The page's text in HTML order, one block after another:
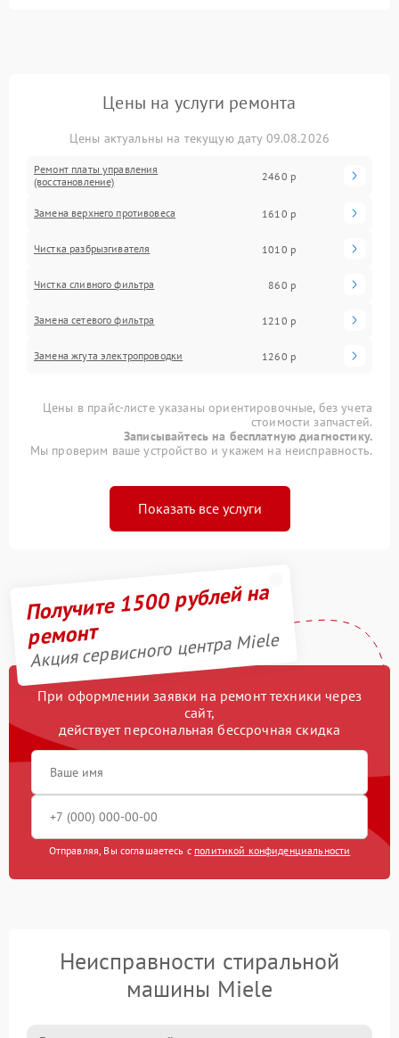
Цены на услуги ремонта
Цены актуальны на текущую дату 09.08.2026
Ремонт платы управления
(восстановление)
2460 р
Замена верхнего противовеса 1610 р
Чистка разбрызгивателя 1010 р
Чистка сливного фильтра 860 р
Замена сетевого фильтра 1210 р
Замена жгута электропроводки 1260 р
Цены в прайс-листе указаны ориентировочные, без учета
стоимости запчастей.
Записывайтесь на бесплатную диагностику.
Мы проверим ваше устройство и укажем на неисправность.
Показать все услуги
Получите 1500 рублей на
ремонт
Акция сервисного центра Miele
При оформлении заявки на ремонт техники через
сайт,
действует персональная бессрочная скидка
Отправляя, Вы соглашаетесь с политикой конфиденциальности
Неисправности стиральной
машины Miele